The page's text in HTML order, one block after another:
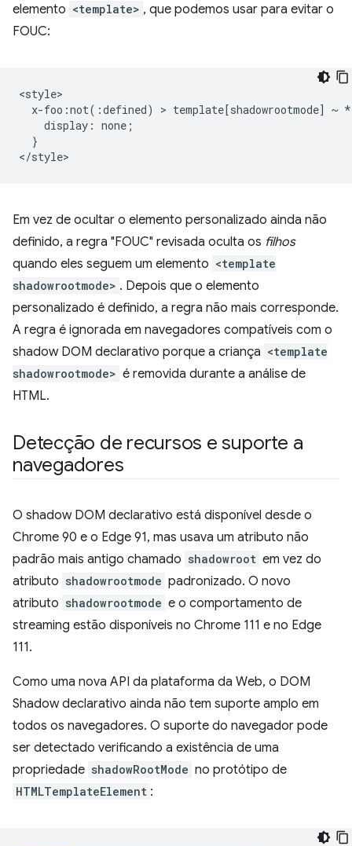
elemento <template> , que podemos usar para evitar o
FOUC:
<style>
x-foo:not(:defined) > template[shadowrootmode] ~
    display: none;
  }
Em vez de ocultar o elemento personalizado ainda não
definido, a regra "FOUC" revisada oculta os filhos
quando eles seguem um elemento <template
shadowrootmode> . Depois que o elemento
personalizado é definido, a regra não mais corresponde.
A regra é ignorada em navegadores compatíveis com o
shadow DOM declarativo porque a criança <template
shadowrootmode> é removida durante a análise de
HTML.
Detecção de recursos e suporte a
navegadores
O shadow DOM declarativo está disponível desde o
Chrome 90 e o Edge 91, mas usava um atributo não
padrão mais antigo chamado shadowroot em vez do
atributo shadowrootmode padronizado. O novo
atributo shadowrootmode e o comportamento de
streaming estão disponíveis no Chrome 111 e no Edge
111.
Como uma nova API da plataforma da Web, o DOM
Shadow declarativo ainda não tem suporte amplo em
todos os navegadores. O suporte do navegador pode
ser detectado verificando a existência de uma
propriedade shadowRootMode no protótipo de
HTMLTemplateElement :